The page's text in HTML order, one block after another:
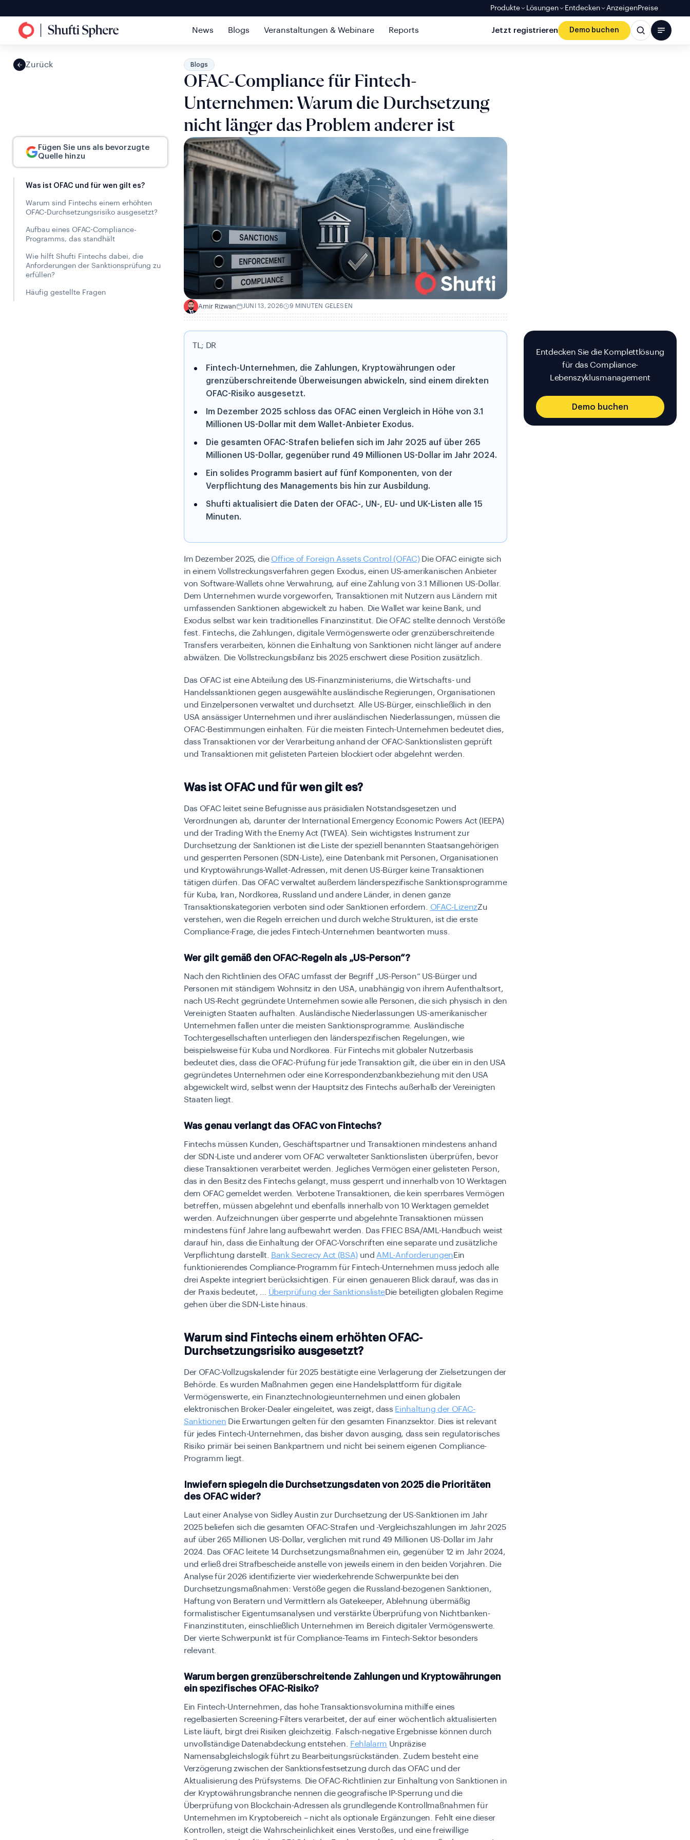
Produkte Lösungen Entdecken AnzeigenPreise
News Blogs Veranstaltungen & Webinare Reports Jetzt registrieren Demo buchen
Zurück
Fügen Sie uns als bevorzugte
Quelle hinzu
Was ist OFAC und für wen gilt es?
Warum sind Fintechs einem erhöhten
OFAC-Durchsetzungsrisiko ausgesetzt?
Aufbau eines OFAC-Compliance-
Programms, das standhält
Wie hilft Shufti Fintechs dabei, die
Anforderungen der Sanktionsprüfung zu
erfüllen?
Häufig gestellte Fragen
Blogs
OFAC-Compliance für Fintech-
Unternehmen: Warum die Durchsetzung
nicht länger das Problem anderer ist
A Amir Rizwan JUNI 13, 2026 9 MINUTEN GELESEN
TL; DR
Fintech-Unternehmen, die Zahlungen, Kryptowährungen oder
grenzüberschreitende Überweisungen abwickeln, sind einem direkten
OFAC-Risiko ausgesetzt.
Im Dezember 2025 schloss das OFAC einen Vergleich in Höhe von 3.1
Millionen US-Dollar mit dem Wallet-Anbieter Exodus.
Die gesamten OFAC-Strafen beliefen sich im Jahr 2025 auf über 265
Millionen US-Dollar, gegenüber rund 49 Millionen US-Dollar im Jahr 2024.
Ein solides Programm basiert auf fünf Komponenten, von der
Verpflichtung des Managements bis hin zur Ausbildung.
Shufti aktualisiert die Daten der OFAC-, UN-, EU- und UK-Listen alle 15
Minuten.
Im Dezember 2025, die Office of Foreign Assets Control (OFAC)Die OFAC einigte sich
in einem Vollstreckungsverfahren gegen Exodus, einen US-amerikanischen Anbieter
von Software-Wallets ohne Verwahrung, auf eine Zahlung von 3.1 Millionen US-Dollar.
Dem Unternehmen wurde vorgeworfen, Transaktionen mit Nutzern aus Ländern mit
umfassenden Sanktionen abgewickelt zu haben. Die Wallet war keine Bank, und
Exodus selbst war kein traditionelles Finanzinstitut. Die OFAC stellte dennoch Verstöße
fest. Fintechs, die Zahlungen, digitale Vermögenswerte oder grenzüberschreitende
Transfers verarbeiten, können die Einhaltung von Sanktionen nicht länger auf andere
abwälzen. Die Vollstreckungsbilanz bis 2025 erschwert diese Position zusätzlich.
Das OFAC ist eine Abteilung des US-Finanzministeriums, die Wirtschafts- und
Handelssanktionen gegen ausgewählte ausländische Regierungen, Organisationen
und Einzelpersonen verwaltet und durchsetzt. Alle US-Bürger, einschließlich in den
USA ansässiger Unternehmen und ihrer ausländischen Niederlassungen, müssen die
OFAC-Bestimmungen einhalten. Für die meisten Fintech-Unternehmen bedeutet dies,
dass Transaktionen vor der Verarbeitung anhand der OFAC-Sanktionslisten geprüft
und Transaktionen mit gelisteten Parteien blockiert oder abgelehnt werden.
Was ist OFAC und für wen gilt es?
Das OFAC leitet seine Befugnisse aus präsidialen Notstandsgesetzen und
Verordnungen ab, darunter der International Emergency Economic Powers Act (IEEPA)
und der Trading With the Enemy Act (TWEA). Sein wichtigstes Instrument zur
Durchsetzung der Sanktionen ist die Liste der speziell benannten Staatsangehörigen
und gesperrten Personen (SDN-Liste), eine Datenbank mit Personen, Organisationen
und Kryptowährungs-Wallet-Adressen, mit denen US-Bürger keine Transaktionen
tätigen dürfen. Das OFAC verwaltet außerdem länderspezifische Sanktionsprogramme
für Kuba, Iran, Nordkorea, Russland und andere Länder, in denen ganze
Transaktionskategorien verboten sind oder Sanktionen erfordern. OFAC-LizenzZu
verstehen, wen die Regeln erreichen und durch welche Strukturen, ist die erste
Compliance-Frage, die jedes Fintech-Unternehmen beantworten muss.
Wer gilt gemäß den OFAC-Regeln als „US-Person“?
Nach den Richtlinien des OFAC umfasst der Begriff „US-Person“ US-Bürger und
Personen mit ständigem Wohnsitz in den USA, unabhängig von ihrem Aufenthaltsort,
nach US-Recht gegründete Unternehmen sowie alle Personen, die sich physisch in den
Vereinigten Staaten aufhalten. Ausländische Niederlassungen US-amerikanischer
Unternehmen fallen unter die meisten Sanktionsprogramme. Ausländische
Tochtergesellschaften unterliegen den länderspezifischen Regelungen, wie
beispielsweise für Kuba und Nordkorea. Für Fintechs mit globaler Nutzerbasis
bedeutet dies, dass die OFAC-Prüfung für jede Transaktion gilt, die über ein in den USA
gegründetes Unternehmen oder eine Korrespondenzbankbeziehung mit den USA
abgewickelt wird, selbst wenn der Hauptsitz des Fintechs außerhalb der Vereinigten
Staaten liegt.
Was genau verlangt das OFAC von Fintechs?
Fintechs müssen Kunden, Geschäftspartner und Transaktionen mindestens anhand
der SDN-Liste und anderer vom OFAC verwalteter Sanktionslisten überprüfen, bevor
diese Transaktionen verarbeitet werden. Jegliches Vermögen einer gelisteten Person,
das in den Besitz des Fintechs gelangt, muss gesperrt und innerhalb von 10 Werktagen
dem OFAC gemeldet werden. Verbotene Transaktionen, die kein sperrbares Vermögen
betreffen, müssen abgelehnt und ebenfalls innerhalb von 10 Werktagen gemeldet
werden. Aufzeichnungen über gesperrte und abgelehnte Transaktionen müssen
mindestens fünf Jahre lang aufbewahrt werden. Das FFIEC BSA/AML-Handbuch weist
darauf hin, dass die Einhaltung der OFAC-Vorschriften eine separate und zusätzliche
Verpflichtung darstellt.
Bank Secrecy Act (BSA)und AML-AnforderungenEin
funktionierendes Compliance-Programm für Fintech-Unternehmen muss jedoch alle
drei Aspekte integriert berücksichtigen. Für einen genaueren Blick darauf, was das in
der Praxis bedeutet, … Überprüfung der SanktionslisteDie beteiligten globalen Regime
gehen über die SDN-Liste hinaus.
Warum sind Fintechs einem erhöhten OFAC-
Durchsetzungsrisiko ausgesetzt?
Der OFAC-Vollzugskalender für 2025 bestätigte eine Verlagerung der Zielsetzungen der
Behörde. Es wurden Maßnahmen gegen eine Handelsplattform für digitale
Vermögenswerte, ein Finanztechnologieunternehmen und einen globalen
elektronischen Broker-Dealer eingeleitet, was zeigt, dass Einhaltung der OFAC-
Sanktionen Die Erwartungen gelten für den gesamten Finanzsektor. Dies ist relevant
für jedes Fintech-Unternehmen, das bisher davon ausging, dass sein regulatorisches
Risiko primär bei seinen Bankpartnern und nicht bei seinem eigenen Compliance-
Programm liegt.
Inwiefern spiegeln die Durchsetzungsdaten von 2025 die Prioritäten
des OFAC wider?
Laut einer Analyse von Sidley Austin zur Durchsetzung der US-Sanktionen im Jahr
2025 beliefen sich die gesamten OFAC-Strafen und -Vergleichszahlungen im Jahr 2025
auf über 265 Millionen US-Dollar, verglichen mit rund 49 Millionen US-Dollar im Jahr
2024. Das OFAC leitete 14 Durchsetzungsmaßnahmen ein, gegenüber 12 im Jahr 2024,
und erließ drei Strafbescheide anstelle von jeweils einem in den beiden Vorjahren. Die
Analyse für 2026 identifizierte vier wiederkehrende Schwerpunkte bei den
Durchsetzungsmaßnahmen: Verstöße gegen die Russland-bezogenen Sanktionen,
Haftung von Beratern und Vermittlern als Gatekeeper, Ablehnung übermäßig
formalistischer Eigentumsanalysen und verstärkte Überprüfung von Nichtbanken-
Finanzinstituten, einschließlich Unternehmen im Bereich digitaler Vermögenswerte.
Der vierte Schwerpunkt ist für Compliance-Teams im Fintech-Sektor besonders
relevant.
Warum bergen grenzüberschreitende Zahlungen und Kryptowährungen
ein spezifisches OFAC-Risiko?
Ein Fintech-Unternehmen, das hohe Transaktionsvolumina mithilfe eines
regelbasierten Screening-Filters verarbeitet, der auf einer wöchentlich aktualisierten
Liste läuft, birgt drei Risiken gleichzeitig. Falsch-negative Ergebnisse können durch
unvollständige Datenabdeckung entstehen.
Fehlalarm Unpräzise
Namensabgleichslogik führt zu Bearbeitungsrückständen. Zudem besteht eine
Verzögerung zwischen der Sanktionsfestsetzung durch das OFAC und der
Aktualisierung des Prüfsystems. Die OFAC-Richtlinien zur Einhaltung von Sanktionen in
der Kryptowährungsbranche nennen die geografische IP-Sperrung und die
Überprüfung von Blockchain-Adressen als grundlegende Kontrollmaßnahmen für
Unternehmen im Kryptobereich – nicht als optionale Ergänzungen. Fehlt eine dieser
Kontrollen, steigt die Wahrscheinlichkeit eines Verstoßes, und eine freiwillige
Entdecken Sie die Komplettlösung
für das Compliance-
Lebenszyklusmanagement
Demo buchen